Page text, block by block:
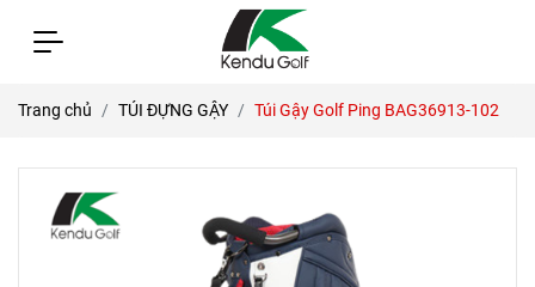
Trang chủ TÚI ĐỰNG GẬY Túi Gậy Golf Ping BAG36913-102